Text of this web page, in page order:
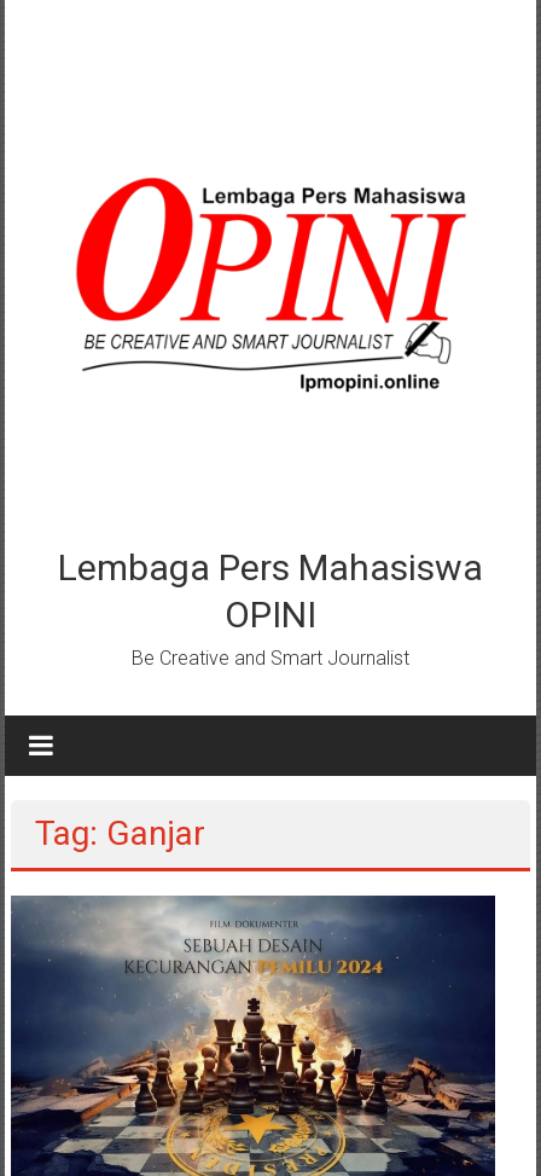
Lembaga Pers Mahasiswa
OPINI
Be Creative and Smart Journalist
Tag: Ganjar